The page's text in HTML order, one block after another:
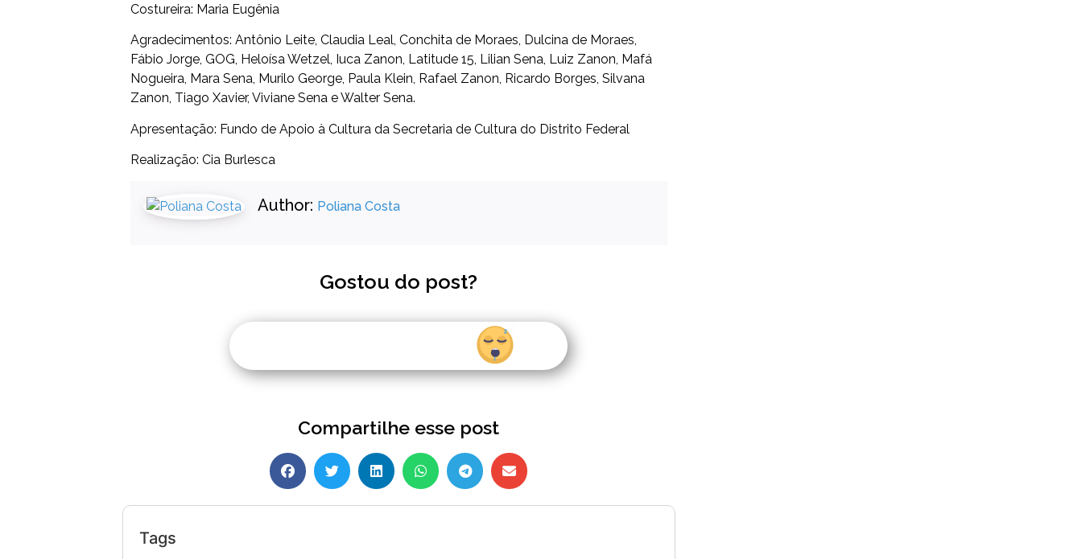
Costureira: Maria Eugênia
Agradecimentos: Antônio Leite, Claudia Leal, Conchita de Moraes, Dulcina de Moraes,
Fábio Jorge, GOG, Heloísa Wetzel, Iuca Zanon, Latitude 15, Lilian Sena, Luiz Zanon, Mafá
Nogueira, Mara Sena, Murilo George, Paula Klein, Rafael Zanon, Ricardo Borges, Silvana
Zanon, Tiago Xavier, Viviane Sena e Walter Sena.
Apresentação: Fundo de Apoio à Cultura da Secretaria de Cultura do Distrito Federal
Realização: Cia Burlesca
Author: Poliana Costa
Gostou do post?
Compartilhe esse post
Tags